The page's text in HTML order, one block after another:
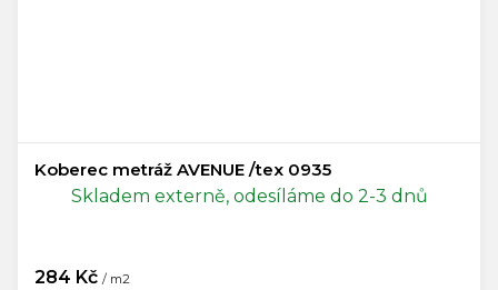
Koberec metráž AVENUE /tex 0935
Skladem externě, odesíláme do 2-3 dnů
284 Kč / m2